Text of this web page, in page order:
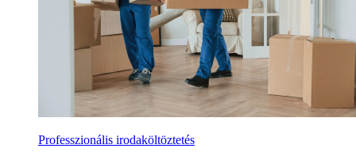
Professzionális irodaköltöztetés